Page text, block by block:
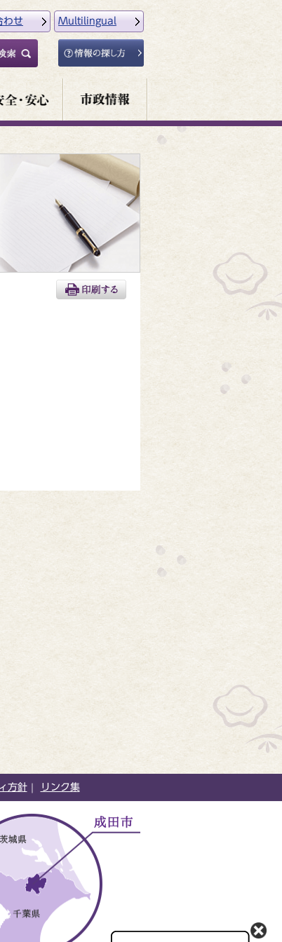
わせ Multilingual
方針 リンク集